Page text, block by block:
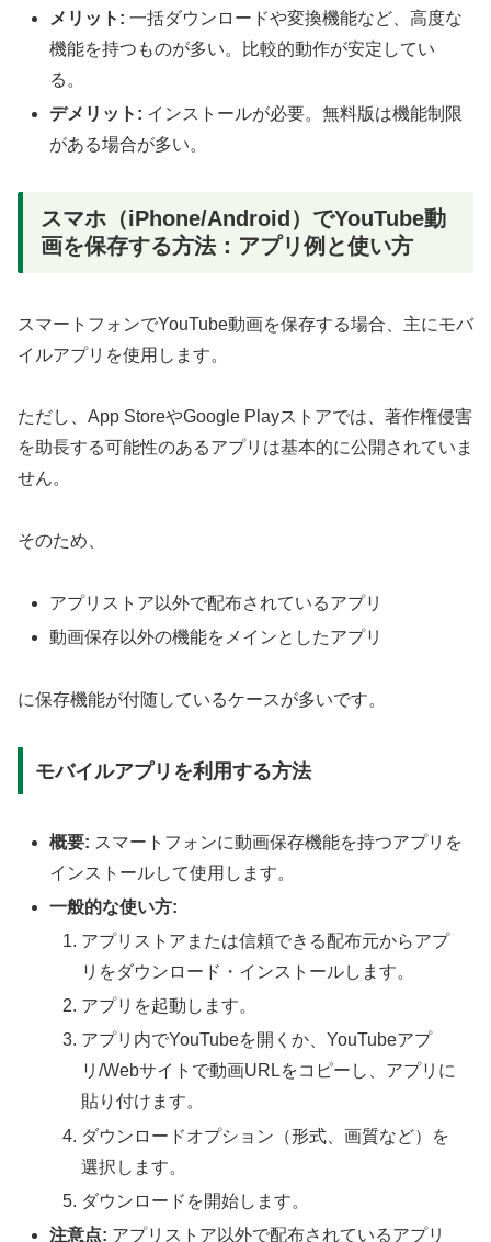
メリット: 一括ダウンロードや変換機能など、高度な
機能を持つものが多い。比較的動作が安定してい
る。
デメリット: インストールが必要。無料版は機能制限
がある場合が多い。
スマホ（iPhone/Android）でYouTube動
画を保存する方法：アプリ例と使い方
スマートフォンでYouTube動画を保存する場合、主にモバ
イルアプリを使用します。
ただし、App StoreやGoogle Playストアでは、著作権侵害
を助長する可能性のあるアプリは基本的に公開されていま
せん。
そのため、
アプリストア以外で配布されているアプリ
動画保存以外の機能をメインとしたアプリ
に保存機能が付随しているケースが多いです。
モバイルアプリを利用する方法
概要: スマートフォンに動画保存機能を持つアプリを
インストールして使用します。
一般的な使い方:
アプリストアまたは信頼できる配布元からアプ
リをダウンロード・インストールします。
アプリを起動します。
アプリ内でYouTubeを開くか、YouTubeアプ
リ/Webサイトで動画URLをコピーし、アプリに
貼り付けます。
ダウンロードオプション（形式、画質など）を
選択します。
ダウンロードを開始します。
注意点: アプリストア以外で配布されているアプリ